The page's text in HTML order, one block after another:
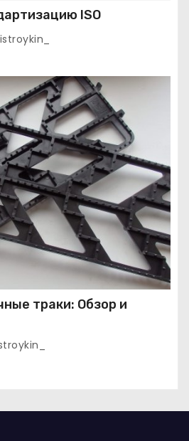
ISO
траки: Обзор и